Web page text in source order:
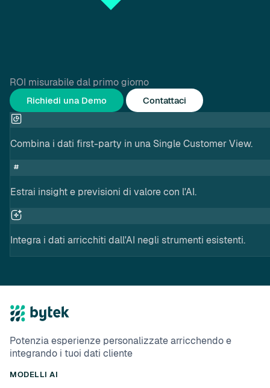
ROI misurabile dal primo giorno
Richiedi una Demo Contattaci
Combina i dati first-party in una Single Customer View.
Estrai insight e previsioni di valore con l'AI.
Integra i dati arricchiti dall'AI negli strumenti esistenti.
Potenzia esperienze personalizzate arricchendo e
integrando i tuoi dati cliente
MODELLI AI